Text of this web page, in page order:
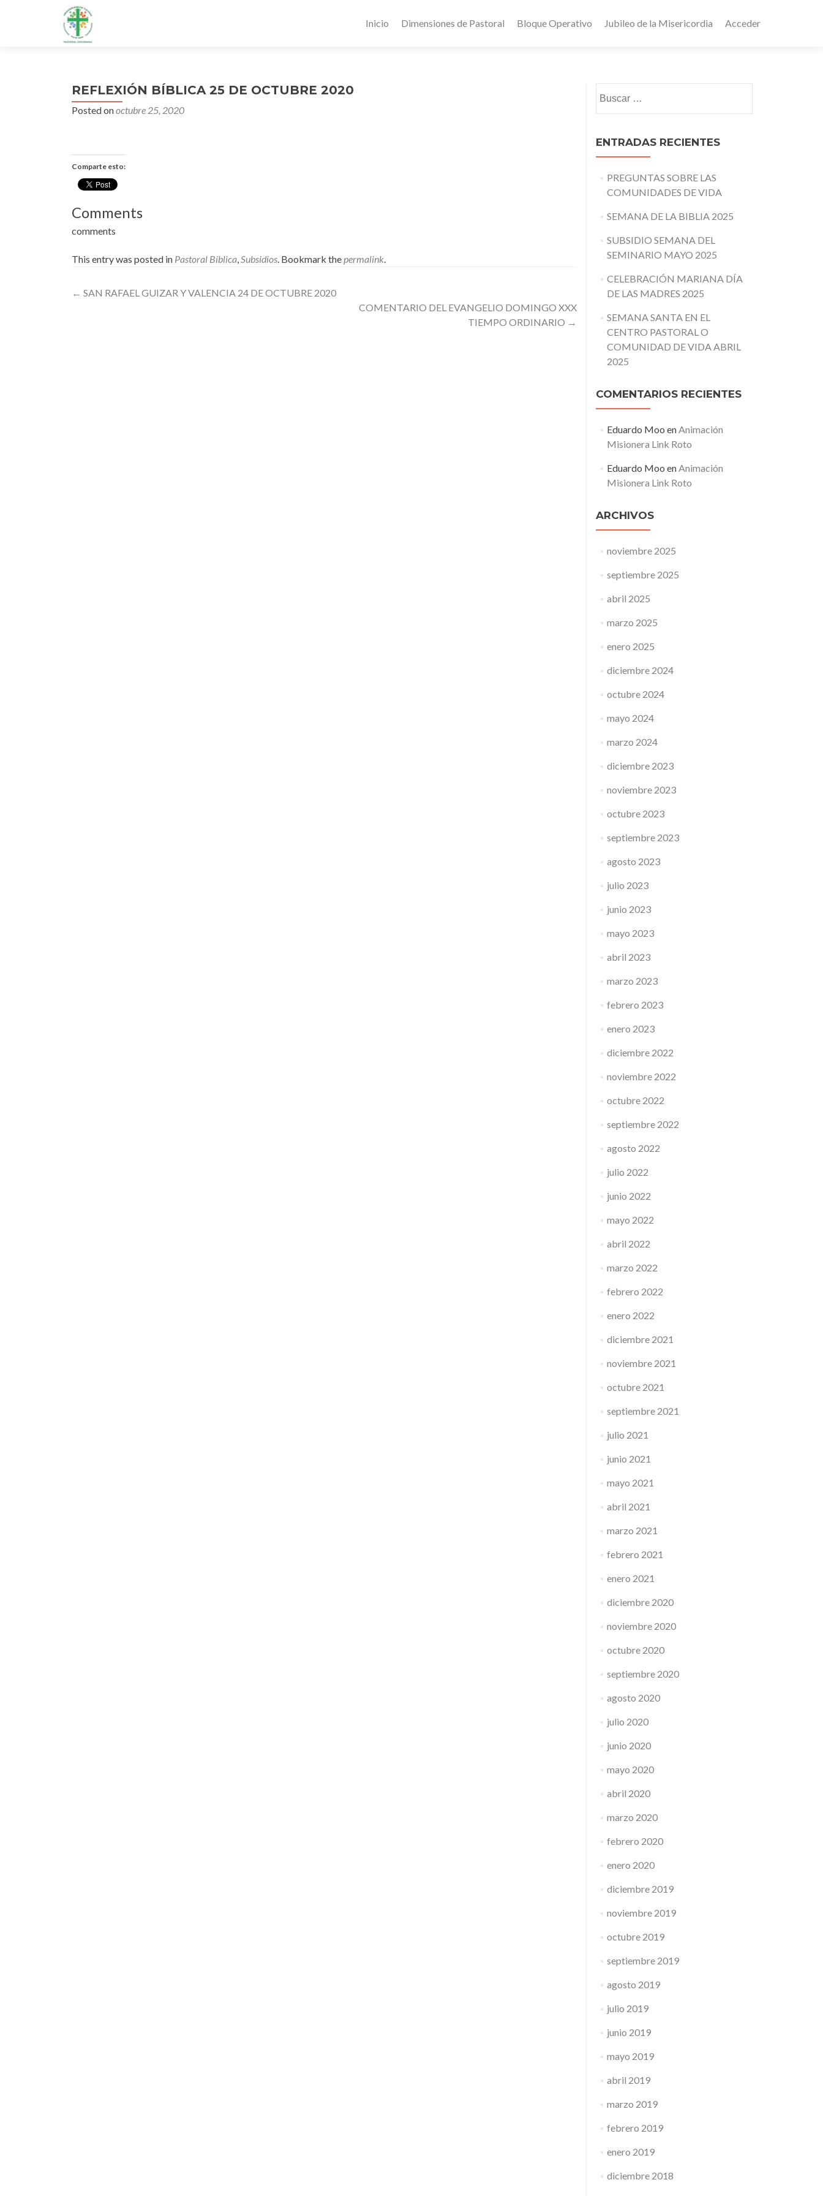
Inicio Dimensiones de Pastoral Bloque Operativo Jubileo de la Misericordia Acceder
REFLEXIÓN BÍBLICA 25 DE OCTUBRE 2020
Posted onoctubre 25, 2020
Comparte esto:
Comments
comments
This entry was posted in Pastoral Bíblica,Subsidios. Bookmark thepermalink.
Post
← SAN RAFAEL GUIZAR Y VALENCIA 24 DE OCTUBRE 2020
COMENTARIO DEL EVANGELIO DOMINGO XXX
TIEMPO ORDINARIO →
ENTRADAS RECIENTES
PREGUNTAS SOBRE LAS
COMUNIDADES DE VIDA
SEMANA DE LA BIBLIA 2025
SUBSIDIO SEMANA DEL
SEMINARIO MAYO 2025
CELEBRACIÓN MARIANA DÍA
DE LAS MADRES 2025
SEMANA SANTA EN EL
CENTRO PASTORAL O
COMUNIDAD DE VIDA ABRIL
2025
COMENTARIOS RECIENTES
Eduardo Moo enAnimación
Misionera Link Roto
Eduardo Moo enAnimación
Misionera Link Roto
ARCHIVOS
noviembre 2025
septiembre 2025
abril 2025
marzo 2025
enero 2025
diciembre 2024
octubre 2024
mayo 2024
marzo 2024
diciembre 2023
noviembre 2023
octubre 2023
septiembre 2023
agosto 2023
julio 2023
junio 2023
mayo 2023
abril 2023
marzo 2023
febrero 2023
enero 2023
diciembre 2022
noviembre 2022
octubre 2022
septiembre 2022
agosto 2022
julio 2022
junio 2022
mayo 2022
abril 2022
marzo 2022
febrero 2022
enero 2022
diciembre 2021
noviembre 2021
octubre 2021
septiembre 2021
julio 2021
junio 2021
mayo 2021
abril 2021
marzo 2021
febrero 2021
enero 2021
diciembre 2020
noviembre 2020
octubre 2020
septiembre 2020
agosto 2020
julio 2020
junio 2020
mayo 2020
abril 2020
marzo 2020
febrero 2020
enero 2020
diciembre 2019
noviembre 2019
octubre 2019
septiembre 2019
agosto 2019
julio 2019
junio 2019
mayo 2019
abril 2019
marzo 2019
febrero 2019
enero 2019
diciembre 2018